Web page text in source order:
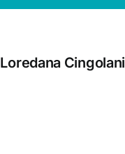
Loredana Cingolani